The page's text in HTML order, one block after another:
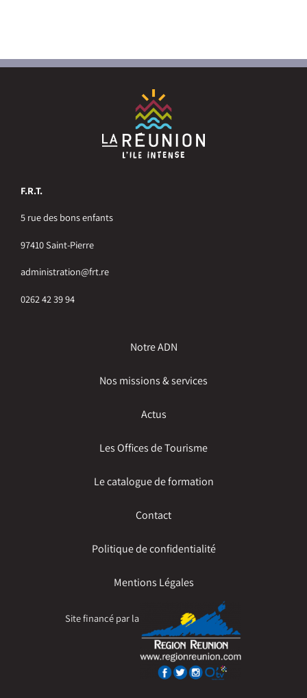
F.R.T.
5 rue des bons enfants
97410 Saint-Pierre
administration@frt.re
0262 42 39 94
Notre ADN
Nos missions & services
Actus
Les Offices de Tourisme
Le catalogue de formation
Contact
Politique de confidentialité
Mentions Légales
Site financé par la